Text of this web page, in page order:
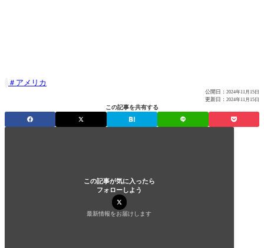
アメリカ
公開日： 2024年11月15日
更新日： 2024年11月15日
この記事を共有する
この記事が気に入ったら
フォローしよう
最新情報をお届けします